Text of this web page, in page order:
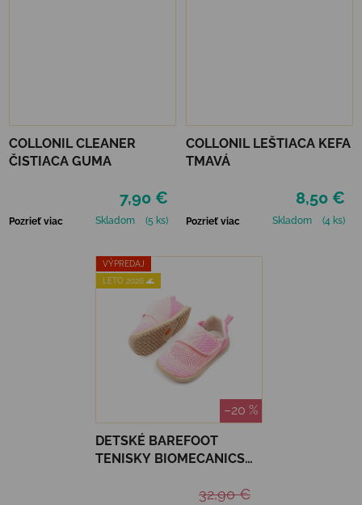
COLLONIL CLEANER
ČISTIACA GUMA
7,90 €
Pozrieť viac Skladom (5 ks)
COLLONIL LEŠTIACA KEFA
TMAVÁ
8,50 €
Pozrieť viac Skladom (4 ks)
VÝPREDAJ
LETO 2026 🌊
–20 %
DETSKÉ BAREFOOT
TENISKY BIOMECANICS
32,90 €